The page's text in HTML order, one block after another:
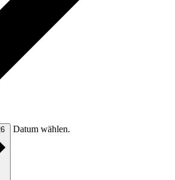
Datum wählen.